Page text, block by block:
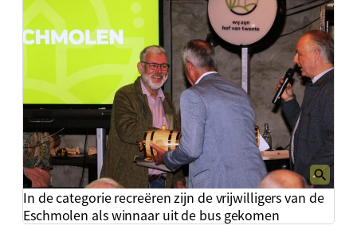
In de categorie recreëren zijn de vrijwilligers van de
Eschmolen als winnaar uit de bus gekomen